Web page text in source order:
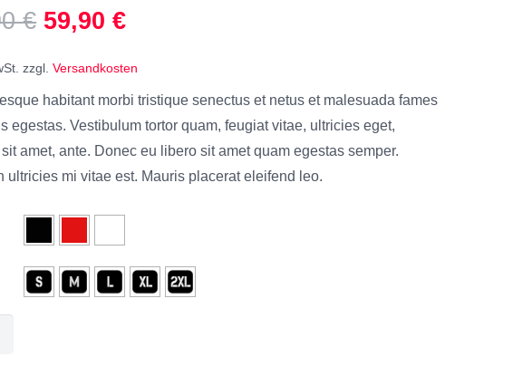
€ 59,90€
zzgl.Versandkosten
habitant morbi tristique senectus et netus et malesuada fames
egestas. Vestibulum tortor quam, feugiat vitae, ultricies eget,
amet, ante. Donec eu libero sit amet quam egestas semper.
ultricies mi vitae est. Mauris placerat eleifend leo.